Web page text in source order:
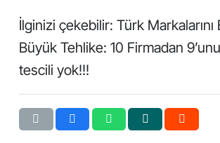
İlginizi çekebilir: Türk
Büyük Tehlike: 10 Firmadan
tescili yok!!!